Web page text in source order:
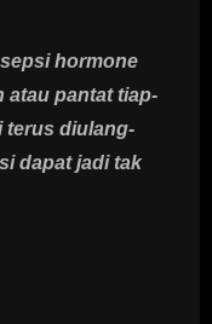
hormone
atau pantat tiap-
terus diulang-
dapat jadi tak